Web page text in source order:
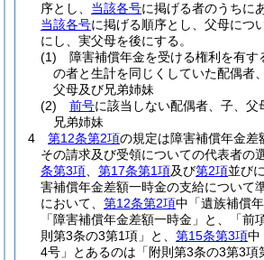
序とし、 当該各号に掲げる者のうちに
当該各号に掲げる順序とし、父母につ
にし、実父母を後にする。
(1)
障害補償年金を受ける権利を有す
の者と生計を同じくしていた配偶者
父母及び兄弟姉妹
(2)
前号に該当しない配偶者、子、父
兄弟姉妹
4
第12条第2項の規定は障害補償年金差
その請求及び受領についての代表者の
条第3項
第17条第1項及び第2項並びに
害補償年金差額一時金の支給について
において、 第12条第2項中「遺族補償
「障害補償年金差額一時金」と、「前
則第3条の3第1項」と、 第15条第3項中
4号」とあるのは「附則第3条の3第3項